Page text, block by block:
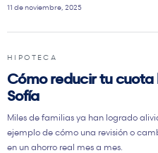
11 de noviembre, 2025
HIPOTECA
Cómo reducir tu cuota
Sofía
Miles de familias ya han logrado
ejemplo de cómo una revisión o
en un ahorro real mes a mes.